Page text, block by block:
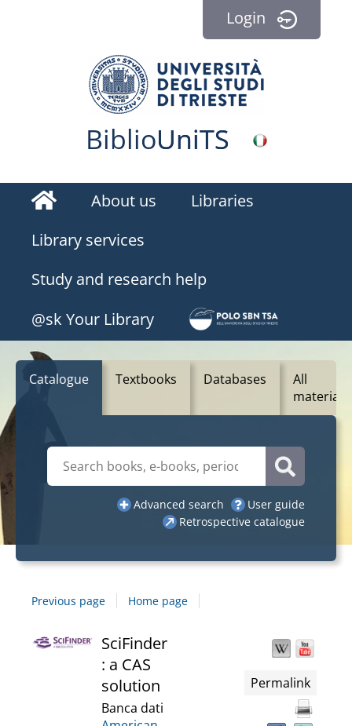
Login
BiblioUniTS
HomepageAbout us
Libraries
Library services
Study and research help
@sk Your Library
BiblioEst
Catalogue Textbooks Databases
All
materials
Cerca su "Catalogue"
Catalogue
Advanced search
User guide
Retrospective catalogue
Previous page Home page
Dettaglio
documento
Wikipedia
Permalink
SciFinder
: a CAS
solution
Banca dati